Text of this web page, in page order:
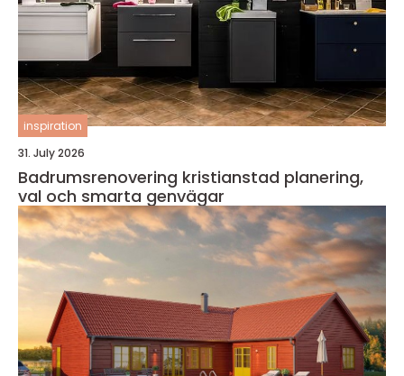
inspiration
31. July 2026
Badrumsrenovering kristianstad planering,
val och smarta genvägar